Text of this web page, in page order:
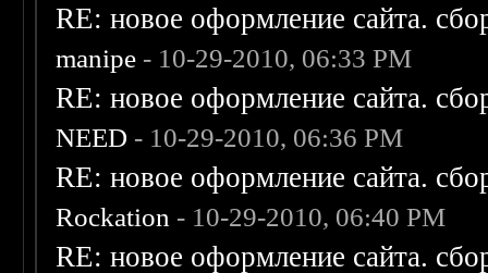
RE: новое оформление сайта.
manipe - 10-29-2010, 06:33 PM
RE: новое оформление сайта.
NEED - 10-29-2010, 06:36 PM
RE: новое оформление сайта.
Rockation - 10-29-2010, 06:40 PM
RE: новое оформление сайта.